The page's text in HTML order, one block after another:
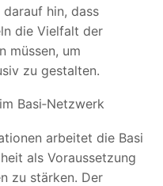
hin, dass
die Vielfalt der
müssen, um
zu gestalten.
Basi‑Netzwerk
arbeitet die Basi
als Voraussetzung
zu stärken. Der